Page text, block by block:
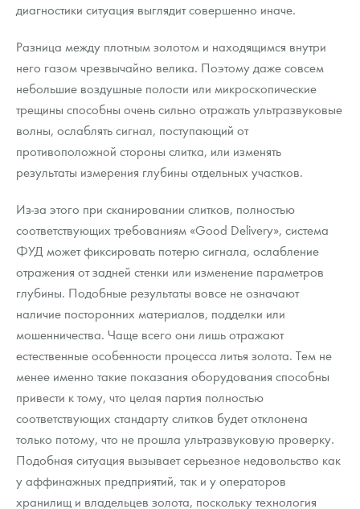
диагностики ситуация выглядит совершенно иначе.
Разница между плотным золотом и находящимся внутри
него газом чрезвычайно велика. Поэтому даже совсем
небольшие воздушные полости или микроскопические
трещины способны очень сильно отражать ультразвуковые
волны, ослаблять сигнал, поступающий от
противоположной стороны слитка, или изменять
результаты измерения глубины отдельных участков.
Из-за этого при сканировании слитков, полностью
соответствующих требованиям «Good Delivery», система
ФУД может фиксировать потерю сигнала, ослабление
отражения от задней стенки или изменение параметров
глубины. Подобные результаты вовсе не означают
наличие посторонних материалов, подделки или
мошенничества. Чаще всего они лишь отражают
естественные особенности процесса литья золота. Тем не
менее именно такие показания оборудования способны
привести к тому, что целая партия полностью
соответствующих стандарту слитков будет отклонена
только потому, что не прошла ультразвуковую проверку.
Подобная ситуация вызывает серьезное недовольство как
у аффинажных предприятий, так и у операторов
хранилищ и владельцев золота, поскольку технология